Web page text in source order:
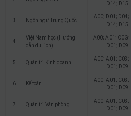
D14; D15
3 Ngôn ngữ Trung Quốc
A00; D01; D04;
D14; D15
4
Việt Nam học (Hướng
dẫn du lịch)
A00; A01; C0G;
D01; D09
5 Quản trị Kinh doanh
A00; A01; C03;
D01; D09
6 Kế toán
A00; A01; C03;
D01; D09
7 Quản trị Văn phòng
A00; A01; C03;
D01; D09